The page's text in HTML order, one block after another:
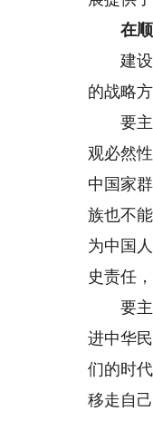
在顺
建设中
的战略方
要主动
观必然
中国家
族也不
为中国
史责任
要主动
进中华
们的时
移走自